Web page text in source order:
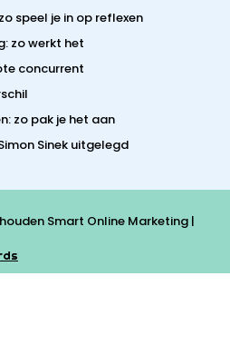
speel je in op reflexen
zo werkt het
concurrent
zo pak je het aan
Sinek uitgelegd
Smart Online Marketing |